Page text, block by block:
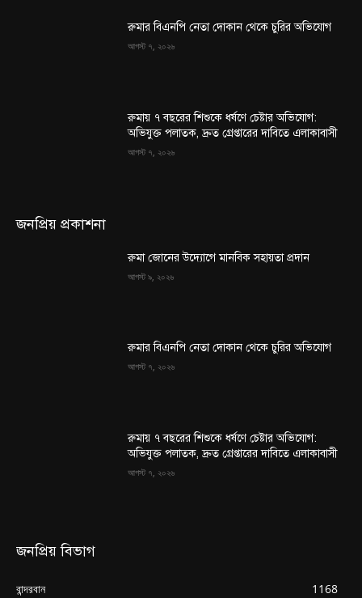
রুমার বিএনপি নেতা দোকান থেকে চুরির অভিযোগ
আগস্ট ৭, ২০২৬
রুমায় ৭ বছরের শিশুকে ধর্ষণে চেষ্টার অভিযোগ:
অভিযুক্ত পলাতক, দ্রুত গ্রেপ্তারের দাবিতে এলাকাবাসী
আগস্ট ৭, ২০২৬
জনপ্রিয় প্রকাশনা
রুমা জোনের উদ্যোগে মানবিক সহায়তা প্রদান
আগস্ট ৯, ২০২৬
রুমার বিএনপি নেতা দোকান থেকে চুরির অভিযোগ
আগস্ট ৭, ২০২৬
রুমায় ৭ বছরের শিশুকে ধর্ষণে চেষ্টার অভিযোগ:
অভিযুক্ত পলাতক, দ্রুত গ্রেপ্তারের দাবিতে এলাকাবাসী
আগস্ট ৭, ২০২৬
জনপ্রিয় বিভাগ
বান্দরবান
1168